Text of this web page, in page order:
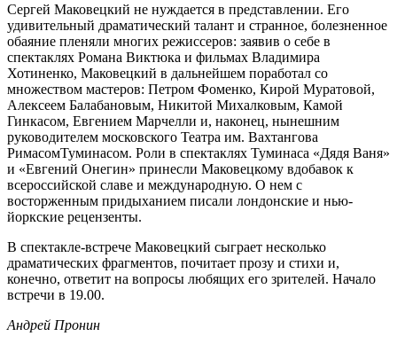
Сергей Маковецкий не нуждается в представлении. Его
удивительный драматический талант и странное, болезненное
обаяние пленяли многих режиссеров: заявив о себе в
спектаклях Романа Виктюка и фильмах Владимира
Хотиненко, Маковецкий в дальнейшем поработал со
множеством мастеров: Петром Фоменко, Кирой Муратовой,
Алексеем Балабановым, Никитой Михалковым, Камой
Гинкасом, Евгением Марчелли и, наконец, нынешним
руководителем московского Театра им. Вахтангова
РимасомТуминасом. Роли в спектаклях Туминаса «Дядя Ваня»
и «Евгений Онегин» принесли Маковецкому вдобавок к
всероссийской славе и международную. О нем с
восторженным придыханием писали лондонские и нью-
йоркские рецензенты.
В спектакле-встрече Маковецкий сыграет несколько
драматических фрагментов, почитает прозу и стихи и,
конечно, ответит на вопросы любящих его зрителей. Начало
встречи в 19.00.
Андрей Пронин